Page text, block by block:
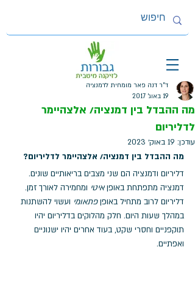
מה ההבדל בין דמנציה/ אלצהיימר
לדליריום
ד"ר דנה פאר מומחית לדמנציה
19 באוג׳ 2017
עודכן: 19 באוק׳ 2023
מה ההבדל בין דמנציה/ אלצהיימר לדליריום?
דליריום ודמנציה הם שני מצבים בריאותיים שונים.
דמנציה מתפתחת באופן איטי ומחמירה לאורך זמן.
דליריום לרוב מתחיל באופן פתאומי ועשוי להשתנות
במהלך שעות היום. חלק מהלוקים בדליריום יהיו
תוקפניים וחסרי שקט, בעוד אחרים יהיו ישנוניים
ואפתיים.